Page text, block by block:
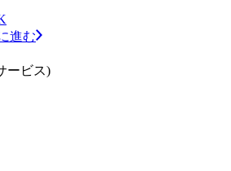
進む
ービス)